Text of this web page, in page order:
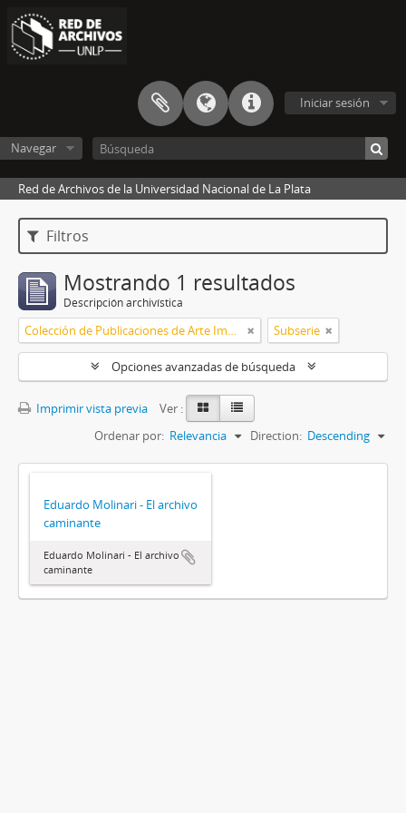
Iniciar sesión
Navegar
Red de Archivos de la Universidad Nacional de La Plata
Filtros
Mostrando 1 resultados
Descripción archivística
Colección de Publicaciones de Arte Impreso Subserie
Opciones avanzadas de búsqueda
Imprimir vista previa
Ver :
Ordenar por: Relevancia Direction: Descending
Eduardo Molinari - El archivo
caminante
Eduardo Molinari - El archivo
caminante